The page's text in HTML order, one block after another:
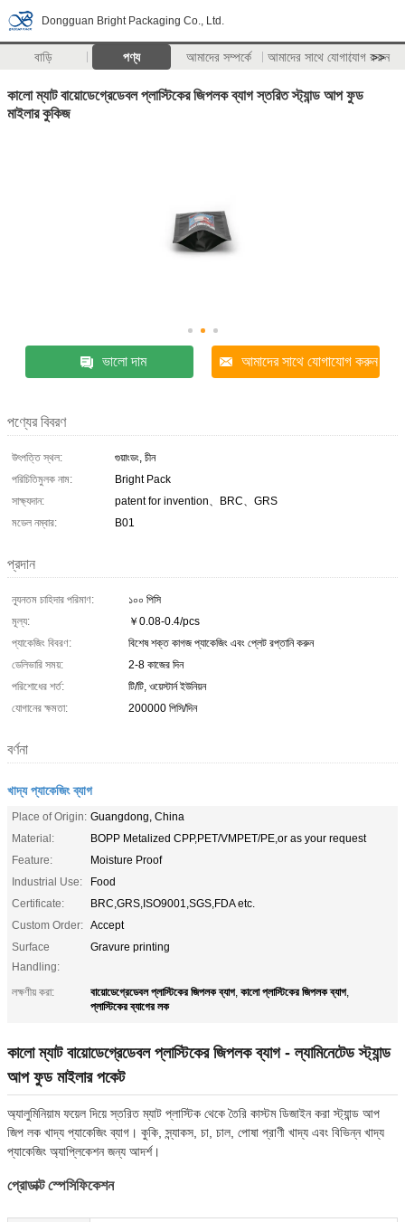
Dongguan Bright Packaging Co., Ltd.
বাড়ি পণ্য আমাদের সম্পর্কে আমাদের সাথে যোগাযোগ করুন
>>
কালো ম্যাট বায়োডেগ্রেডেবল প্লাস্টিকের জিপলক ব্যাগ স্তরিত স্ট্যান্ড আপ ফুড
মাইলার কুকিজ
ভালো দাম আমাদের সাথে যোগাযোগ করুন
পণ্যের বিবরণ
উৎপত্তি স্থল:
গুয়াংডং, চীন
পরিচিতিমুলক নাম:
Bright Pack
সাক্ষ্যদান:
patent for invention、BRC、GRS
মডেল নম্বার:
B01
প্রদান
ন্যূনতম চাহিদার পরিমাণ:
১০০ পিসি
মূল্য:
￥0.08-0.4/pcs
প্যাকেজিং বিবরণ:
বিশেষ শক্ত কাগজ প্যাকেজিং এবং প্লেট রপ্তানি করুন
ডেলিভারি সময়:
2-8 কাজের দিন
পরিশোধের শর্ত:
টি/টি, ওয়েস্টার্ন ইউনিয়ন
যোগানের ক্ষমতা:
200000 পিসি/দিন
বর্ণনা
খাদ্য প্যাকেজিং ব্যাগ
Place of Origin: Guangdong, China
Material:
BOPP Metalized CPP,PET/VMPET/PE,or as your request
Feature:
Moisture Proof
Industrial Use:
Food
Certificate:
BRC,GRS,ISO9001,SGS,FDA etc.
Custom Order: Accept
Surface
Handling:
Gravure printing
লক্ষণীয় করা: বায়োডেগ্রেডেবল প্লাস্টিকের জিপলক ব্যাগ, কালো প্লাস্টিকের জিপলক ব্যাগ,
প্লাস্টিকের ব্যাগের লক
কালো ম্যাট বায়োডেগ্রেডেবল প্লাস্টিকের জিপলক ব্যাগ - ল্যামিনেটেড স্ট্যান্ড
আপ ফুড মাইলার পকেট
অ্যালুমিনিয়াম ফয়েল দিয়ে স্তরিত ম্যাট প্লাস্টিক থেকে তৈরি কাস্টম ডিজাইন করা স্ট্যান্ড আপ
জিপ লক খাদ্য প্যাকেজিং ব্যাগ। কুকি, স্ন্যাকস, চা, চাল, পোষা প্রাণী খাদ্য এবং বিভিন্ন খাদ্য
প্যাকেজিং অ্যাপ্লিকেশন জন্য আদর্শ।
প্রোডাক্ট স্পেসিফিকেশন